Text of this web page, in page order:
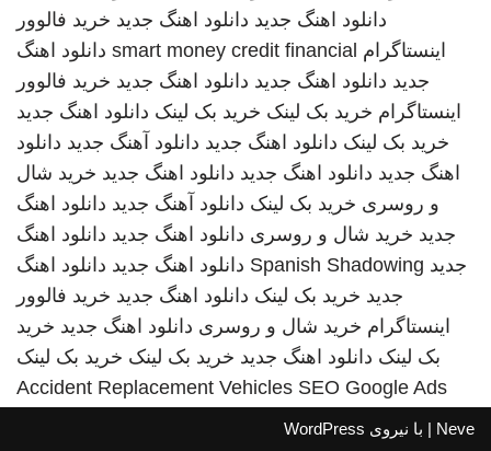
دانلود اهنگ جدید دانلود اهنگ جدید خرید فالوور
اینستاگرام smart money credit financial دانلود اهنگ
جدید دانلود اهنگ جدید دانلود اهنگ جدید خرید فالوور
اینستاگرام خرید بک لینک خرید بک لینک دانلود اهنگ جدید
خرید بک لینک دانلود اهنگ جدید دانلود آهنگ جدید دانلود
اهنگ جدید دانلود اهنگ جدید دانلود اهنگ جدید خرید شال
و روسری خرید بک لینک دانلود آهنگ جدید دانلود اهنگ
جدید خرید شال و روسری دانلود اهنگ جدید دانلود اهنگ
جدید Spanish Shadowing دانلود اهنگ جدید دانلود اهنگ
جدید خرید بک لینک دانلود اهنگ جدید خرید فالوور
اینستاگرام خرید شال و روسری دانلود اهنگ جدید خرید
بک لینک دانلود اهنگ جدید خرید بک لینک خرید بک لینک
Accident Replacement Vehicles SEO Google Ads
Neve | با نیروی WordPress